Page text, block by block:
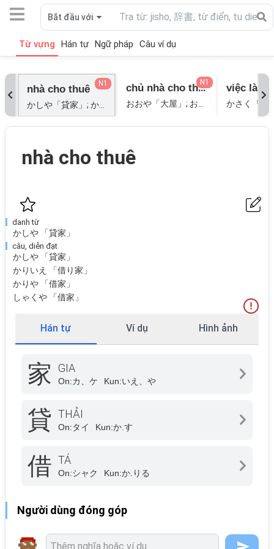
Bắt đầu với
Từ vựng Hán tự Ngữ pháp Câu ví dụ
nhà cho thuê
かしや「貸家」; かりいえ「借り家」; かりや「借家」; しゃくや「借家」;
N1 chủ nhà cho thuê
N1
nhà cho thuê
danh từ
かしや 「貸家」
câu, diễn đạt
かしや 「貸家」
かりいえ 「借り家」
かりや 「借家」
しゃくや 「借家」
Hán tự Ví dụ Hình ảnh
家 GIA
On:カ、ケ Kun:いえ、や
貸 THẢI
On:タイ Kun:か.す
借 TÁ
On:シャク Kun:か.りる
Người dùng đóng góp